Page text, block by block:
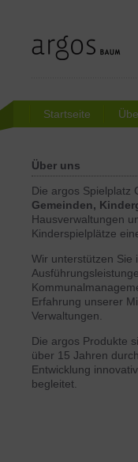
Startseite
Über uns
Die argos Spielplatz
Gemeinden,
Hausverwaltungen
Kinderspielplätze
Wir unterstützen Sie
Erfahrung unserer
Verwaltungen.
Die argos Produkte
über 15 Jahren
Entwicklung
begleitet.